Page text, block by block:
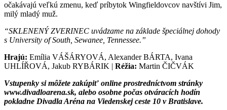
očakávajú veľkú zmenu, keď príbytok Wingfieldovcov navštívi Jim,
milý mladý muž.
“SKLENENÝ ZVERINEC uvádzame na základe špeciálnej dohody
s University of South, Sewanee, Tennessee.”
Hrajú: Emília VÁŠÁRYOVÁ, Alexander BÁRTA, Ivana
UHLÍŘOVÁ, Jakub RYBÁRIK | Réžia: Martin ČIČVÁK
Vstupenky si môžete zakúpiť online prostredníctvom stránky
www.divadloarena.sk, alebo osobne počas otváracích hodín
pokladne Divadla Aréna na Viedenskej ceste 10 v Bratislave.